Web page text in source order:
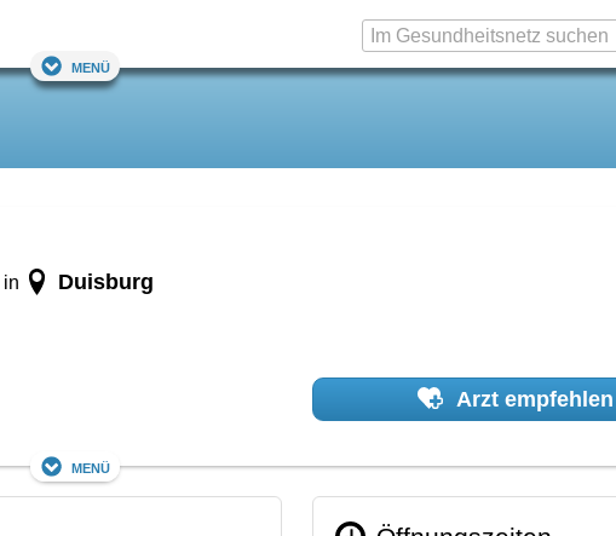
Menü
in Duisburg
Arzt empfehlen
Menü